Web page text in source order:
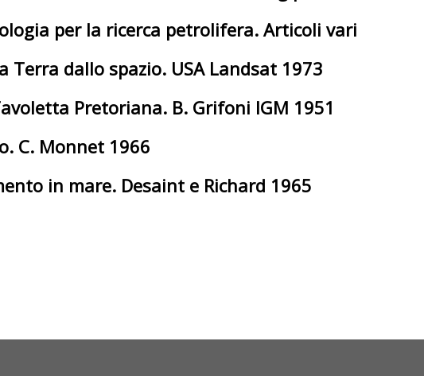
per la ricerca petrolifera. Articoli vari
Terra dallo spazio. USA Landsat 1973
Pretoriana. B. Grifoni IGM 1951
C. Monnet 1966
in mare. Desaint e Richard 1965